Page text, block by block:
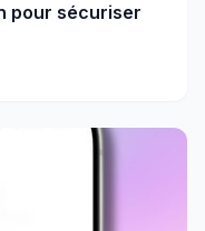
pour sécuriser